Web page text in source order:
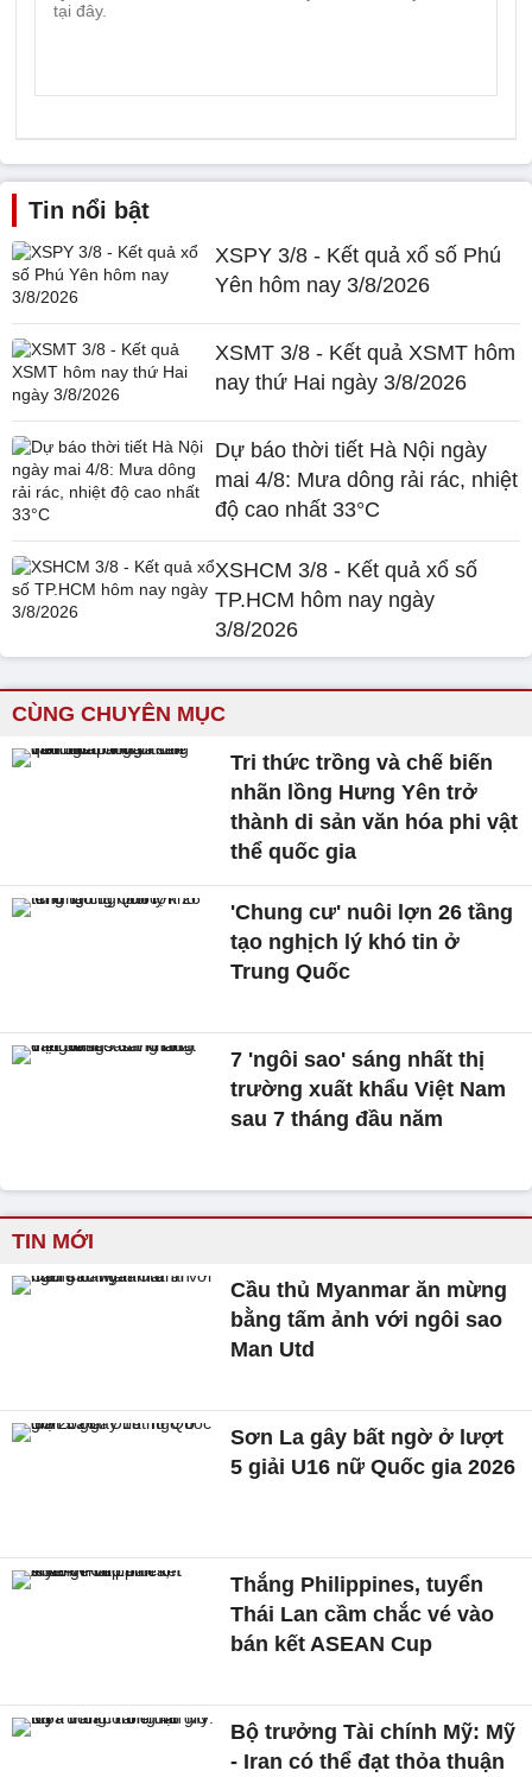
Tin nổi bật
XSPY 3/8 - Kết quả xổ số Phú
Yên hôm nay 3/8/2026
XSMT 3/8 - Kết quả XSMT hôm
nay thứ Hai ngày 3/8/2026
Dự báo thời tiết Hà Nội ngày
mai 4/8: Mưa dông rải rác, nhiệt
độ cao nhất 33°C
XSHCM 3/8 - Kết quả xổ số
TP.HCM hôm nay ngày
3/8/2026
CÙNG CHUYÊN MỤC
Tri thức trồng và chế biến
nhãn lồng Hưng Yên trở
thành di sản văn hóa phi vật
thể quốc gia
'Chung cư' nuôi lợn 26 tầng
tạo nghịch lý khó tin ở
Trung Quốc
7 'ngôi sao' sáng nhất thị
trường xuất khẩu Việt Nam
sau 7 tháng đầu năm
TIN MỚI
Cầu thủ Myanmar ăn mừng
bằng tấm ảnh với ngôi sao
Man Utd
Sơn La gây bất ngờ ở lượt
5 giải U16 nữ Quốc gia 2026
Thắng Philippines, tuyển
Thái Lan cầm chắc vé vào
bán kết ASEAN Cup
Bộ trưởng Tài chính Mỹ: Mỹ
- Iran có thể đạt thỏa thuận